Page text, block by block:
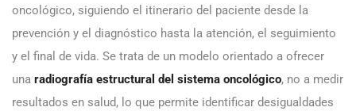
oncológico, siguiendo el itinerario del paciente desde la
prevención y el diagnóstico hasta la atención, el seguimiento
y el final de vida. Se trata de un modelo orientado a ofrecer
una radiografía estructural del sistema oncológico, no a medir
resultados en salud, lo que permite identificar desigualdades